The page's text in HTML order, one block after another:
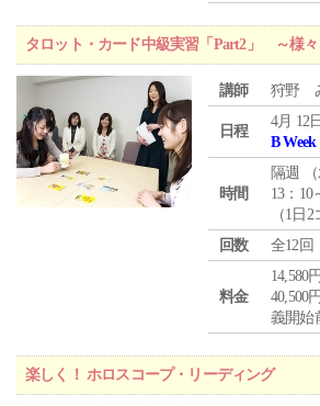
タロット・カード中級実習「Part2」 ～様
講師 狩野
日程
4月 12
B Week
時間
隔週 （
13：10
（1日2
回数
全12回
料金
14,580
40,500
義開始
楽しく！ ホロスコープ・リーディング